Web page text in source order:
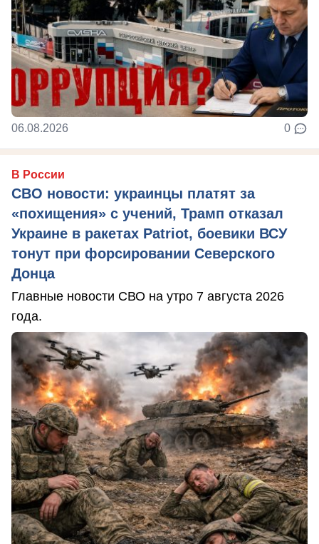
06.08.2026 0
В России
СВО новости: украинцы платят за
«похищения» с учений, Трамп отказал
Украине в ракетах Patriot, боевики ВСУ
тонут при форсировании Северского
Донца
Главные новости СВО на утро 7 августа 2026
года.